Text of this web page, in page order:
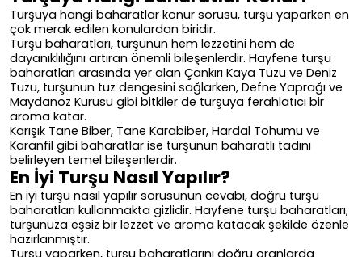
Turşuya hangi baharatlar konur sorusu, turşu yaparken en
çok merak edilen konulardan biridir.
Turşu baharatları, turşunun hem lezzetini hem de
dayanıklılığını artıran önemli bileşenlerdir. Hayfene turşu
baharatları arasında yer alan Çankırı Kaya Tuzu ve Deniz
Tuzu, turşunun tuz dengesini sağlarken, Defne Yaprağı ve
Maydanoz Kurusu gibi bitkiler de turşuya ferahlatıcı bir
aroma katar.
Karışık Tane Biber, Tane Karabiber, Hardal Tohumu ve
Karanfil gibi baharatlar ise turşunun baharatlı tadını
belirleyen temel bileşenlerdir.
En İyi Turşu Nasıl Yapılır?
En iyi turşu nasıl yapılır sorusunun cevabı, doğru turşu
baharatları kullanmakta gizlidir. Hayfene turşu baharatları,
turşunuza eşsiz bir lezzet ve aroma katacak şekilde özenle
hazırlanmıştır.